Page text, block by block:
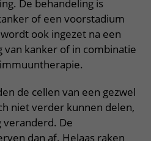
De behandeling is
of een voorstadium
ook ingezet na een
kanker of in combinatie
de cellen van een gezwel
niet verder kunnen delen,
veranderd. De
dan af. Helaas raken